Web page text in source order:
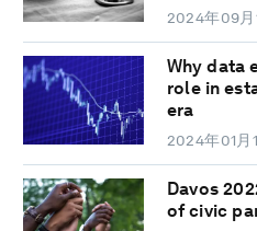
2024年09月
Why data
role in
era
2024年01月
Davos
of civic